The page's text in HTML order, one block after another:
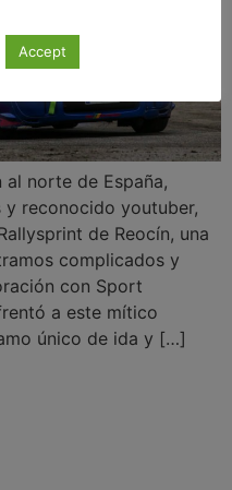
al norte de España,
y reconocido youtuber,
de Reocín, una
complicados y
con Sport
a este mítico
único de ida y […]
Accept